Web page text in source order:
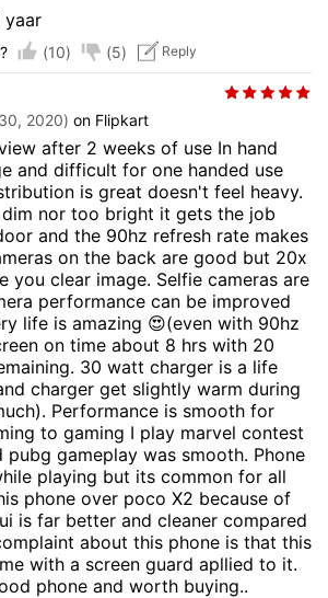
yaar
(10) (5) Reply
2020) on Flipkart
after 2 weeks of use In hand
and difficult for one handed use
is great doesn't feel heavy.
nor too bright it gets the job
and the 90hz refresh rate makes
on the back are good but 20x
you clear image. Selfie cameras are
performance can be improved
life is amazing 😍(even with 90hz
on time about 8 hrs with 20
30 watt charger is a life
charger get slightly warm during
Performance is smooth for
to gaming I play marvel contest
pubg gameplay was smooth. Phone
playing but its common for all
phone over poco X2 because of
is far better and cleaner compared
about this phone is that this
with a screen guard apllied to it.
phone and worth buying..